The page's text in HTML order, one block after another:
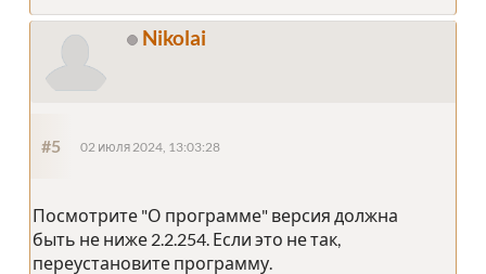
Nikolai
#5 02 июля 2024, 13:03:28
Посмотрите "О программе" версия должна
быть не ниже 2.2.254. Если это не так,
переустановите программу.